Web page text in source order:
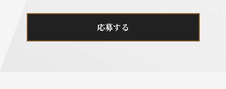
応募する